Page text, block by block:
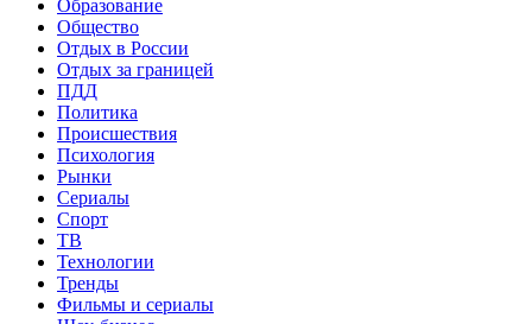
Образование
Общество
Отдых в России
Отдых за границей
ПДД
Политика
Происшествия
Психология
Рынки
Сериалы
Спорт
ТВ
Технологии
Тренды
Фильмы и сериалы